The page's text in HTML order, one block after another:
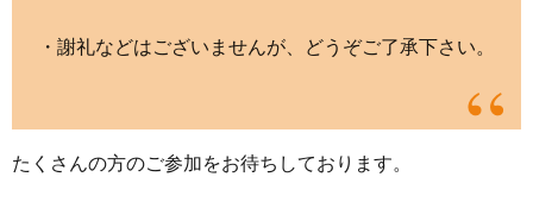
・謝礼などはございませんが、どうぞご了承下さい。
たくさんの方のご参加をお待ちしております。